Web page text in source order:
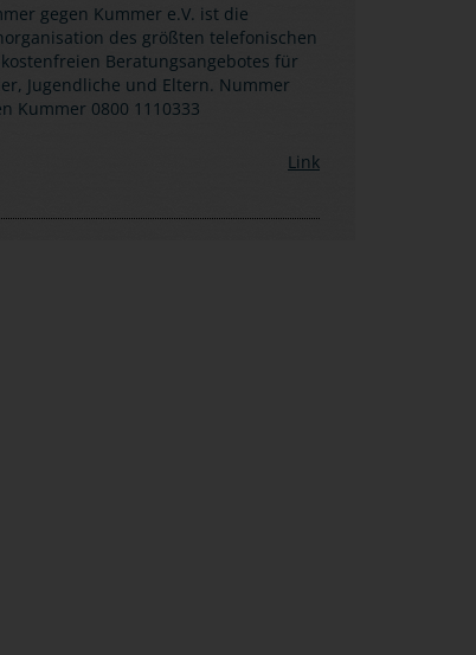
gegen Kummer e.V. ist die
des größten telefonischen
Beratungsangebotes für
Jugendliche und Eltern. Nummer
Kummer 0800 1110333
Link